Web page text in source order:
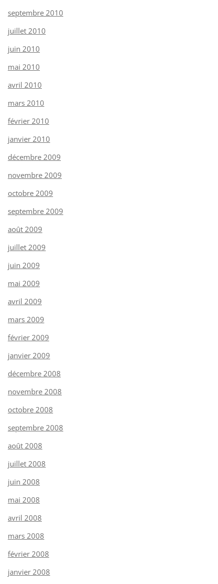
septembre 2010
juillet 2010
juin 2010
mai 2010
avril 2010
mars 2010
février 2010
janvier 2010
décembre 2009
novembre 2009
octobre 2009
septembre 2009
août 2009
juillet 2009
juin 2009
mai 2009
avril 2009
mars 2009
février 2009
janvier 2009
décembre 2008
novembre 2008
octobre 2008
septembre 2008
août 2008
juillet 2008
juin 2008
mai 2008
avril 2008
mars 2008
février 2008
janvier 2008